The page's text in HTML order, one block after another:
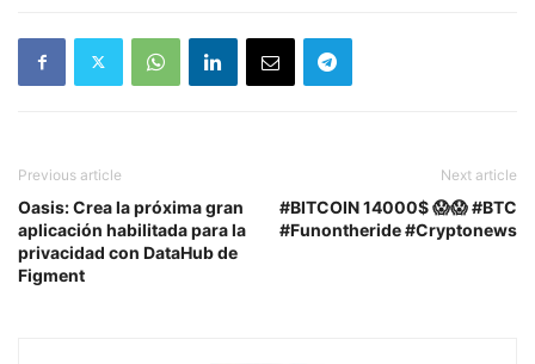
Previous article
Oasis: Crea la próxima gran
aplicación habilitada para la
privacidad con DataHub de
Figment
Next article
#BITCOIN 14000$ 😱😱 #BTC
#Funontheride #Cryptonews